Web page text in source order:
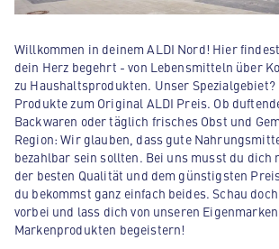
Willkommen in deinem ALDI Nord! Hier
dein Herz begehrt - von Lebensmitteln über
zu Haushaltsprodukten. Unser
Produkte zum Original ALDI Preis. Ob
Backwaren oder täglich frisches Obst und
Region: Wir glauben, dass gute
bezahlbar sein sollten. Bei uns musst du dich
der besten Qualität und dem günstigsten
du bekommst ganz einfach beides. Schau
vorbei und lass dich von unseren
Markenprodukten begeistern!